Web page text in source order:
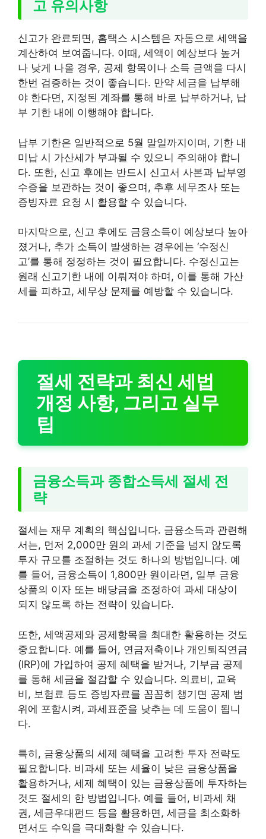
고 유의사항
신고가 완료되면, 홈택스 시스템은 자동으로 세액을
계산하여 보여줍니다. 이때, 세액이 예상보다 높거
나 낮게 나올 경우, 공제 항목이나 소득 금액을 다시
한번 검증하는 것이 좋습니다. 만약 세금을 납부해
야 한다면, 지정된 계좌를 통해 바로 납부하거나, 납
부 기한 내에 이행해야 합니다.
납부 기한은 일반적으로 5월 말일까지이며, 기한 내
미납 시 가산세가 부과될 수 있으니 주의해야 합니
다. 또한, 신고 후에는 반드시 신고서 사본과 납부영
수증을 보관하는 것이 좋으며, 추후 세무조사 또는
증빙자료 요청 시 활용할 수 있습니다.
마지막으로, 신고 후에도 금융소득이 예상보다 높아
졌거나, 추가 소득이 발생하는 경우에는 ‘수정신
고’를 통해 정정하는 것이 필요합니다. 수정신고는
원래 신고기한 내에 이뤄져야 하며, 이를 통해 가산
세를 피하고, 세무상 문제를 예방할 수 있습니다.
절세 전략과 최신 세법
개정 사항, 그리고 실무
팁
금융소득과 종합소득세 절세 전
략
절세는 재무 계획의 핵심입니다. 금융소득과 관련해
서는, 먼저 2,000만 원의 과세 기준을 넘지 않도록
투자 규모를 조절하는 것도 하나의 방법입니다. 예
를 들어, 금융소득이 1,800만 원이라면, 일부 금융
상품의 이자 또는 배당금을 조정하여 과세 대상이
되지 않도록 하는 전략이 있습니다.
또한, 세액공제와 공제항목을 최대한 활용하는 것도
중요합니다. 예를 들어, 연금저축이나 개인퇴직연금
(IRP)에 가입하여 공제 혜택을 받거나, 기부금 공제
를 통해 세금을 절감할 수 있습니다. 의료비, 교육
비, 보험료 등도 증빙자료를 꼼꼼히 챙기면 공제 범
위에 포함시켜, 과세표준을 낮추는 데 도움이 됩니
다.
특히, 금융상품의 세제 혜택을 고려한 투자 전략도
필요합니다. 비과세 또는 세율이 낮은 금융상품을
활용하거나, 세제 혜택이 있는 금융상품에 투자하는
것도 절세의 한 방법입니다. 예를 들어, 비과세 채
권, 세금우대펀드 등을 활용하면, 세금을 최소화하
면서도 수익을 극대화할 수 있습니다.